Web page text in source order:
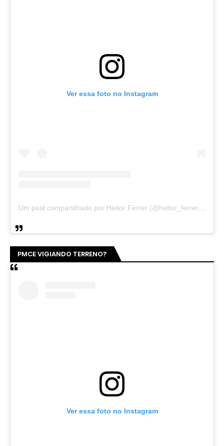
Ver essa foto no Instagram
Um post compartilhado por Heitor Férrer (@heitor_ferrer77)
PMCE VIGIANDO TERRENO?
Ver essa foto no Instagram